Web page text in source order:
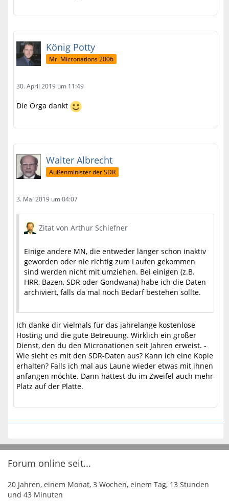
König Potty
Mr. Micronations 2006
30. April 2019 um 11:49
Die Orga dankt
Walter Albrecht
Außenminister der SDR
3. Mai 2019 um 04:07
Zitat von Arthur Schiefner
Einige andere MN, die entweder länger schon inaktiv
geworden oder nie richtig zum Laufen gekommen
sind werden nicht mit umziehen. Bei einigen (z.B.
HRR, Bazen, SDR oder Gondwana) habe ich die Daten
archiviert, falls da mal noch Bedarf bestehen sollte.
Ich danke dir vielmals für das jahrelange kostenlose
Hosting und die gute Betreuung. Wirklich ein großer
Dienst, den du den Micronationen seit Jahren erweist. -
Wie sieht es mit den SDR-Daten aus? Kann ich eine Kopie
erhalten? Falls ich mal aus Laune wieder etwas mit ihnen
anfangen möchte. Dann hättest du im Zweifel auch mehr
Platz auf der Platte.
Forum online seit...
20 Jahren, einem Monat, 3 Wochen, einem Tag, 13 Stunden
und 43 Minuten